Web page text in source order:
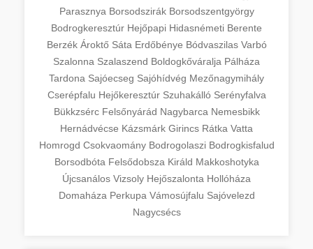
Parasznya Borsodszirák Borsodszentgyörgy
Bodrogkeresztúr Hejőpapi Hidasnémeti Berente
Berzék Ároktő Sáta Erdőbénye Bódvaszilas Varbó
Szalonna Szalaszend Boldogkőváralja Pálháza
Tardona Sajóecseg Sajóhídvég Mezőnagymihály
Cserépfalu Hejőkeresztúr Szuhakálló Serényfalva
Bükkzsérc Felsőnyárád Nagybarca Nemesbikk
Hernádvécse Kázsmárk Girincs Rátka Vatta
Homrogd Csokvaomány Bodrogolaszi Bodrogkisfalud
Borsodbóta Felsődobsza Királd Makkoshotyka
Újcsanálos Vizsoly Hejőszalonta Hollóháza
Domaháza Perkupa Vámosújfalu Sajóvelezd
Nagycsécs